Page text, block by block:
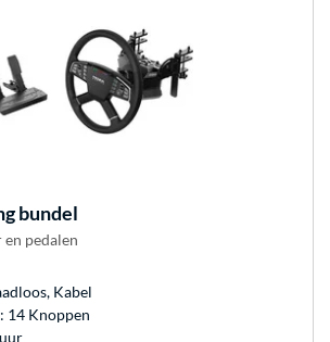
bundel
pedalen
Kabel
14 Knoppen